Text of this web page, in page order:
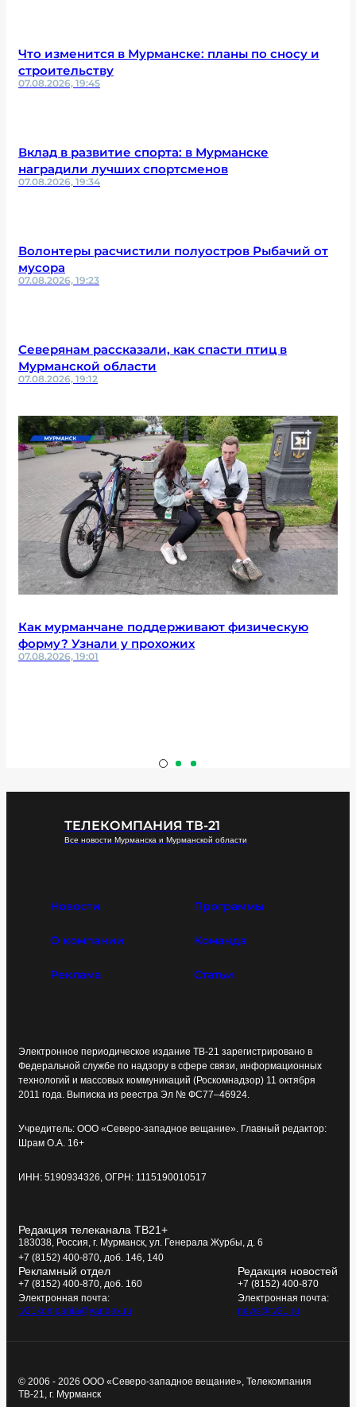
Что изменится в Мурманске: планы по сносу и
строительству
07.08.2026, 19:45
Вклад в развитие спорта: в Мурманске
наградили лучших спортсменов
07.08.2026, 19:34
Волонтеры расчистили полуостров Рыбачий от
мусора
07.08.2026, 19:23
Северянам рассказали, как спасти птиц в
Мурманской области
07.08.2026, 19:12
Как мурманчане поддерживают физическую
форму? Узнали у прохожих
07.08.2026, 19:01
ТЕЛЕКОМПАНИЯ ТВ-21
Все новости Мурманска и Мурманской области
Новости Программы
О компании Команда
Реклама Статьи
Электронное периодическое издание ТВ-21 зарегистрировано в
Федеральной службе по надзору в сфере связи, информационных
технологий и массовых коммуникаций (Роскомнадзор) 11 октября
2011 года. Выписка из реестра Эл № ФС77–46924.
Учредитель: ООО «Северо-западное вещание». Главный редактор:
Шрам О.А. 16+
ИНН: 5190934326, ОГРН: 1115190010517
Редакция телеканала ТВ21+
183038, Россия, г. Мурманск, ул. Генерала Журбы, д. 6
+7 (8152) 400-870, доб. 146, 140
Рекламный отдел
+7 (8152) 400-870, доб. 160
Электронная почта:
tv21kompania@yandex.ru
Редакция новостей
+7 (8152) 400-870
Электронная почта:
news@tv21.ru
© 2006 - 2026 ООО «Северо-западное вещание», Телекомпания
ТВ-21, г. Мурманск